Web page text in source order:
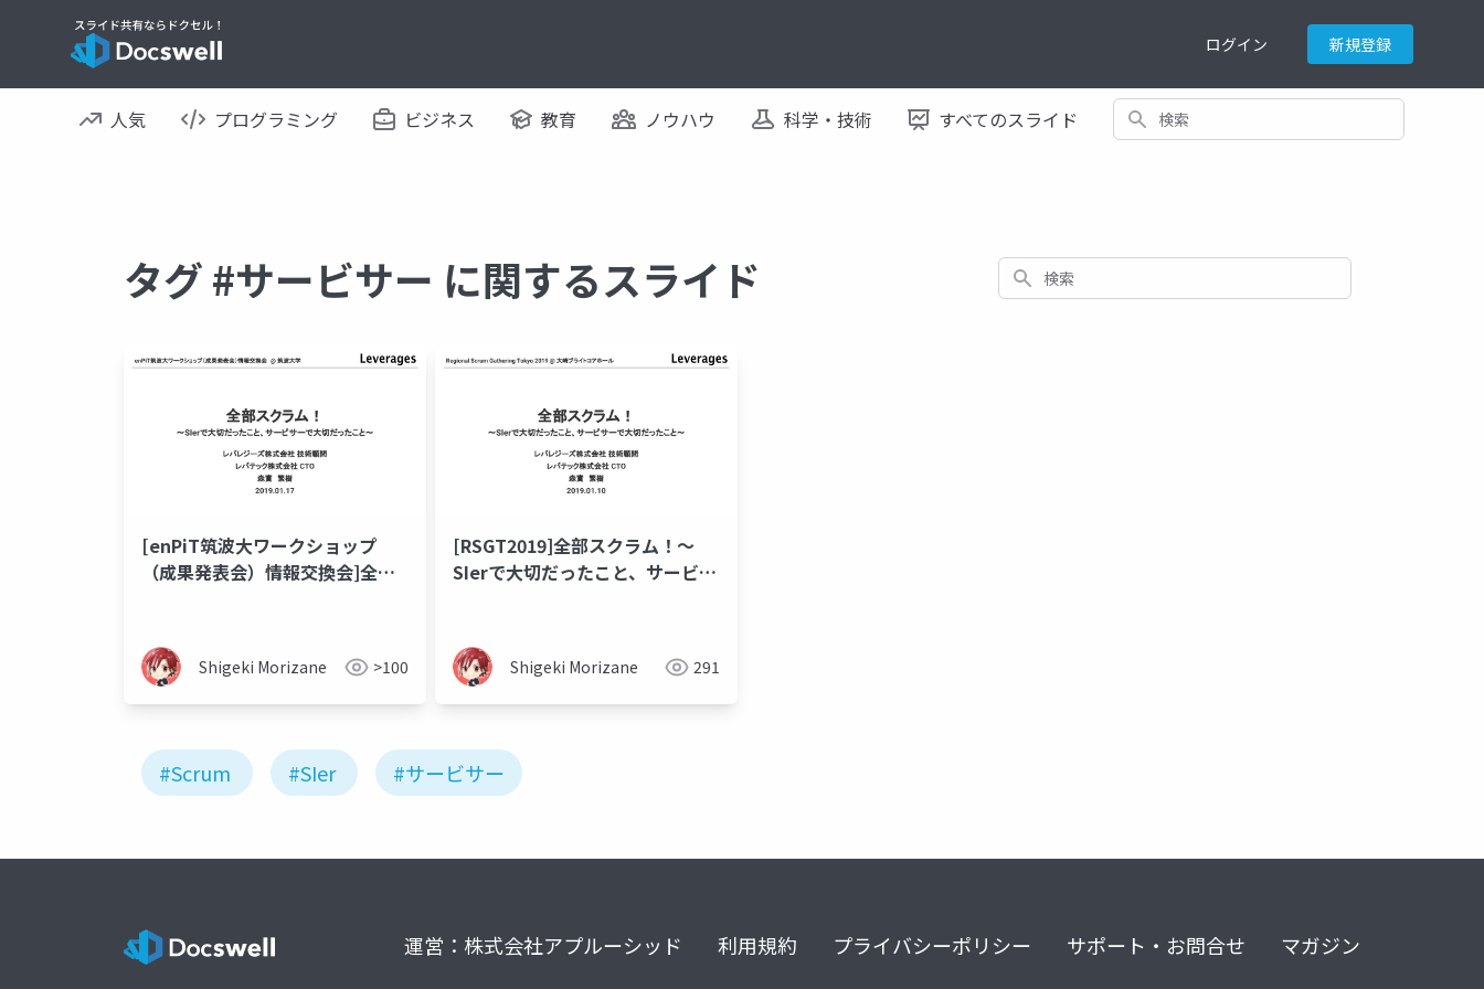
ログイン 新規登録
人気 プログラミング ビジネス 教育 ノウハウ 科学・技術 すべてのスライド 検索
タグ #サービサー に関するスライド 検索
[enPiT筑波大ワークショップ
（成果発表会）情報交換会]全部
～
Shigeki Morizane >100
[RSGT2019]全部スクラム！～
SIerで大切だったこと、サービサ
Shigeki Morizane 291
#Scrum #SIer #サービサー
運営：株式会社アプルーシッド 利用規約 プライバシーポリシー サポート・お問合せ マガジン